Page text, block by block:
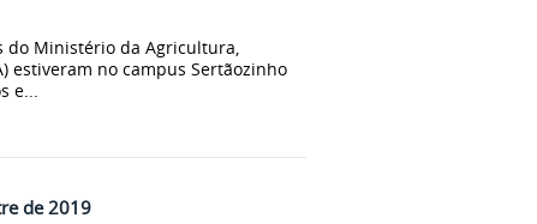
do Ministério da Agricultura,
estiveram no campus Sertãozinho
e...
de 2019